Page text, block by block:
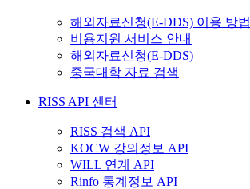
해외자료신청(E-DDS) 이용 방법
비용지원 서비스 안내
해외자료신청(E-DDS)
중국대학 자료 검색
RISS API 센터
RISS 검색 API
KOCW 강의정보 API
WILL 연계 API
Rinfo 통계정보 API